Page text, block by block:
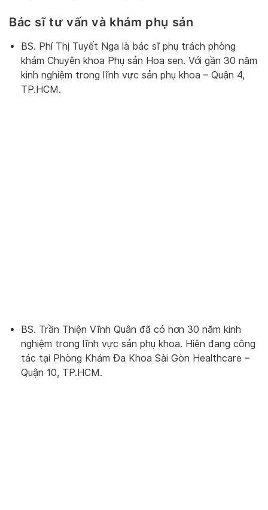
Bác sĩ tư vấn và khám phụ sản
BS. Phí Thị Tuyết Nga là bác sĩ phụ trách phòng
khám Chuyên khoa Phụ sản Hoa sen. Với gần 30 năm
kinh nghiệm trong lĩnh vực sản phụ khoa – Quận 4,
TP.HCM.
BS. Trần Thiện Vĩnh Quân đã có hơn 30 năm kinh
nghiệm trong lĩnh vực sản phụ khoa. Hiện đang công
tác tại Phòng Khám Đa Khoa Sài Gòn Healthcare –
Quận 10, TP.HCM.